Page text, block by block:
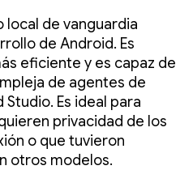
local de vanguardia
de Android. Es
eficiente y es capaz de
de agentes de
Es ideal para
privacidad de los
o que tuvieron
otros modelos.